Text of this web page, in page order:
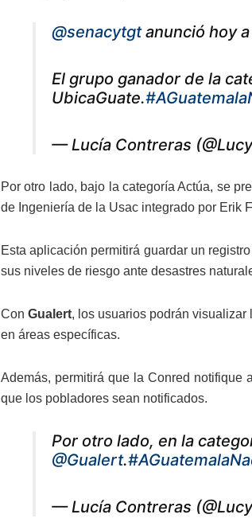
@senacytgtanunció hoy
El grupo ganador de la
UbicaGuate.
— Lucía Contreras
Por otro lado, bajo la categoría Actúa, se
de Ingeniería de la Usac integrado por Erik
Esta aplicación permitirá guardar un
sus niveles de riesgo ante desastres
ConGualert, los usuarios podrán
en áreas específicas.
Además, permitirá que la Conred notifique
que los pobladores sean notificados.
Por otro lado, en la
@Gualert.
— Lucía Contreras